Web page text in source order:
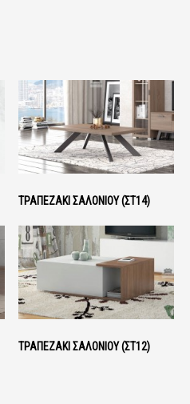
ΤΡΑΠΕΖΆΚΙ ΣΑΛΟΝΙΟΎ (ΣΤ14)
ΤΡΑΠΕΖΑΚΙ ΣΑΛΟΝΙΟΥ (ΣΤ12)